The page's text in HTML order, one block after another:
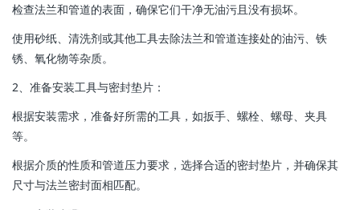
检查法兰和管道的表面，确保它们干净无油污且没有损坏。
使用砂纸、清洗剂或其他工具去除法兰和管道连接处的油污、铁
锈、氧化物等杂质。
‌2、准备安装工具与密封垫片‌：
根据安装需求，准备好所需的工具，如扳手、螺栓、螺母、夹具
等。
根据介质的性质和管道压力要求，选择合适的密封垫片，并确保其
尺寸与法兰密封面相匹配。